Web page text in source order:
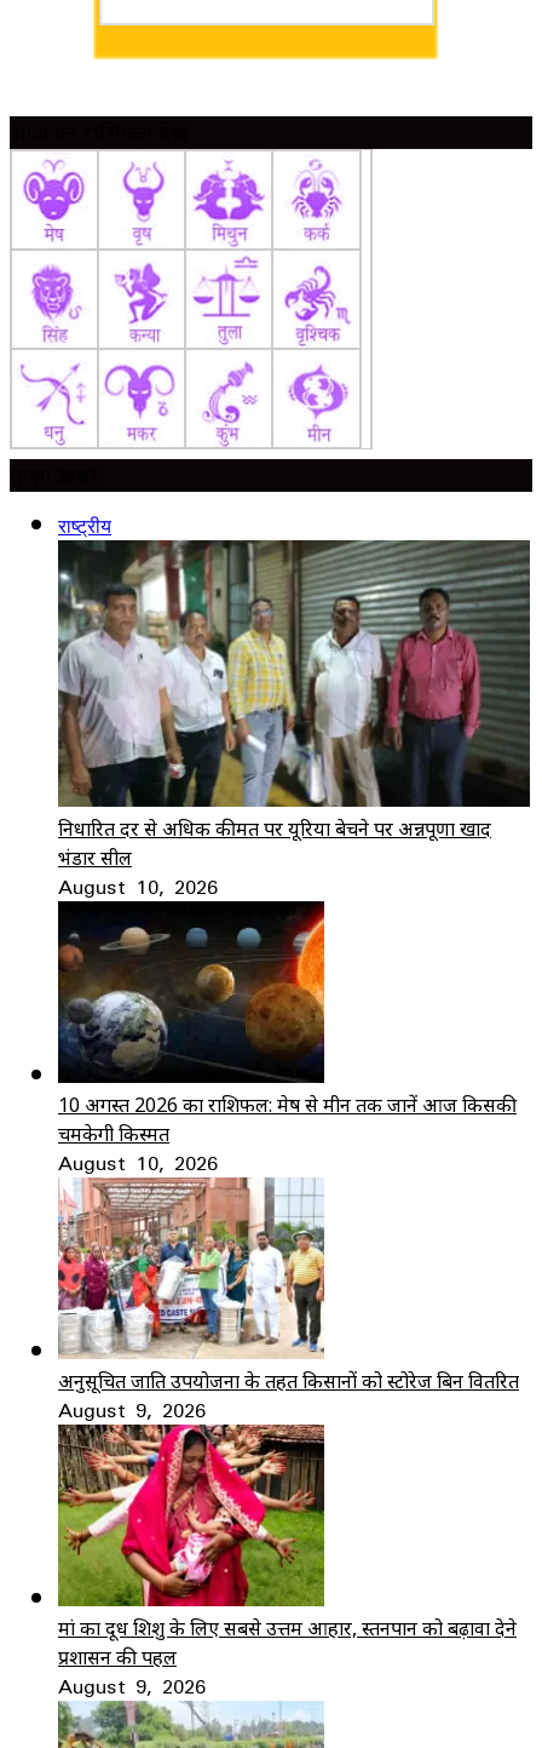
राष्ट्रीय
निर्धारित दर से अधिक कीमत पर यूरिया बेचने पर अन्नपूर्णा खाद
भंडार सील
August 10, 2026
10 अगस्त 2026 का राशिफल: मेष से मीन तक जानें आज किसकी
चमकेगी किस्मत
August 10, 2026
अनुसूचित जाति उपयोजना के तहत किसानों को स्टोरेज बिन वितरित
August 9, 2026
मां का दूध शिशु के लिए सबसे उत्तम आहार, स्तनपान को बढ़ावा देने
प्रशासन की पहल
August 9, 2026